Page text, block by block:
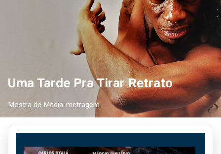
Uma Tarde Pra Tirar Retrato
Mostra de Média-metragem